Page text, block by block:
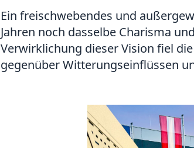
Ein freischwebendes und
Jahren noch dasselbe Charisma
Verwirklichung dieser Vision fiel
gegenüber Witterungseinflüssen